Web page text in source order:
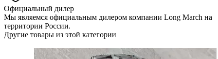
Официальный дилер
Мы являемся официальным дилером компании Long March на
территории России.
Другие товары из этой категории